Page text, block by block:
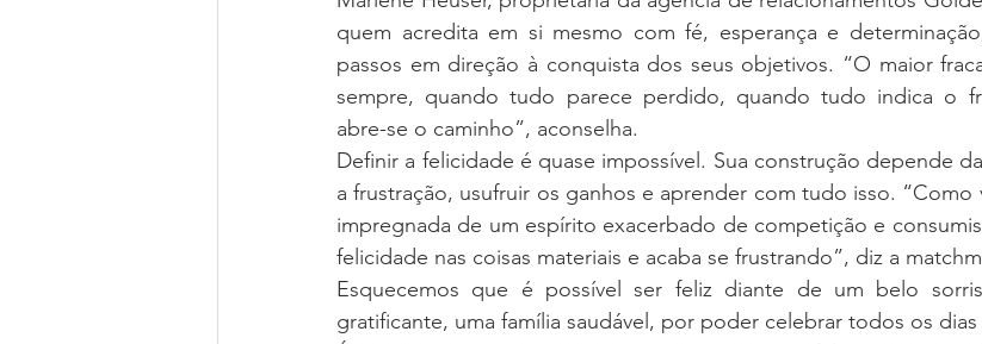
quem acredita em si mesmo com fé, esperança e
passos em direção à conquista dos seus objetivos. “O maior
sempre, quando tudo parece perdido, quando tudo indica o
abre-se o caminho”, aconselha.
Definir a felicidade é quase impossível. Sua construção depende
a frustração, usufruir os ganhos e aprender com tudo isso. “Como
impregnada de um espírito exacerbado de competição e
felicidade nas coisas materiais e acaba se frustrando”, diz a
Esquecemos que é possível ser feliz diante de um belo
gratificante, uma família saudável, por poder celebrar todos os